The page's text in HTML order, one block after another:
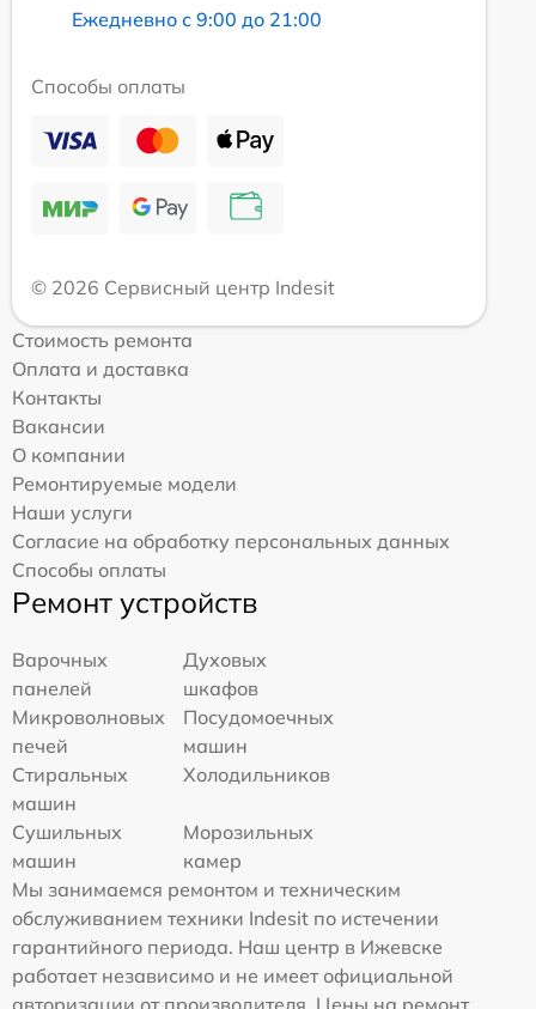
Ежедневно с 9:00 до 21:00
Способы оплаты
© 2026 Сервисный центр Indesit
Стоимость ремонта
Оплата и доставка
Контакты
Вакансии
О компании
Ремонтируемые модели
Наши услуги
Согласие на обработку персональных данных
Способы оплаты
Ремонт устройств
Варочных
панелей
Духовых
шкафов
Микроволновых
печей
Посудомоечных
машин
Стиральных
машин
Холодильников
Сушильных
машин
Морозильных
камер
Мы занимаемся ремонтом и техническим
обслуживанием техники Indesit по истечении
гарантийного периода. Наш центр в Ижевске
работает независимо и не имеет официальной